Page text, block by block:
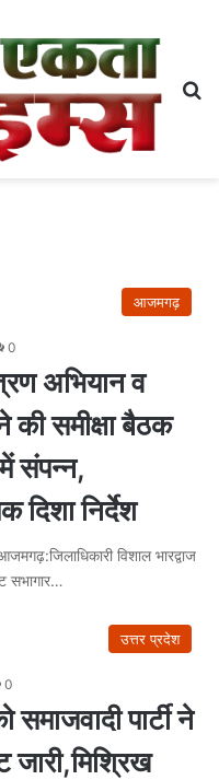
आजमगढ़
0
अभियान व
समीक्षा बैठक
संपन्न,
दिशा निर्देश
विशाल भारद्वाज
सभागार…
उत्तर प्रदेश
0
पार्टी ने
जारी,मिश्रिख